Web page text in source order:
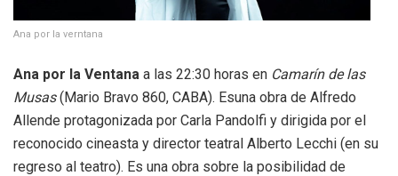
Ana por la verntana
Ana por la Ventana a las 22:30 horas en Camarín de las
Musas(Mario Bravo 860, CABA). Esuna obra de Alfredo
Allende protagonizada por Carla Pandolfi y dirigida por el
reconocido cineasta y director teatral Alberto Lecchi (en su
regreso al teatro). Es una obra sobre la posibilidad de